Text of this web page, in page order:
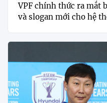
VPF chính thức ra mắt
và slogan mới cho hệ